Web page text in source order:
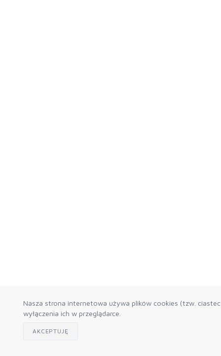
Nasza strona internetowa używa plików cookies (tzw.
wyłączenia ich w przeglądarce.
AKCEPTUJĘ